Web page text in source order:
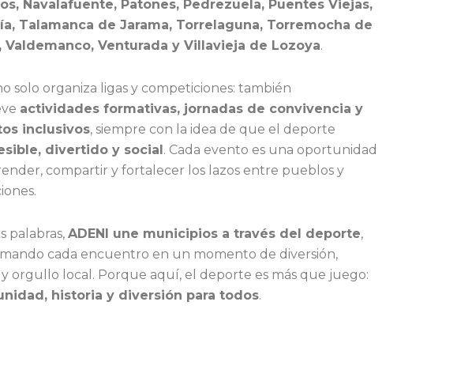
Navalafuente, Patones, Pedrezuela, Puentes Viejas,
Talamanca de Jarama, Torrelaguna, Torremocha de
Valdemanco, Venturada y Villavieja de Lozoya.
solo organiza ligas y competiciones: también
actividades formativas, jornadas de convivencia y
inclusivos, siempre con la idea de que el deporte
divertido y social. Cada evento es una oportunidad
compartir y fortalecer los lazos entre pueblos y
palabras, ADENI une municipios a través del deporte,
cada encuentro en un momento de diversión,
y orgullo local. Porque aquí, el deporte es más que juego:
historia y diversión para todos.